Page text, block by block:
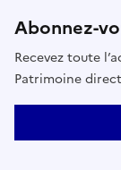
Abonnez-
Recevez toute
Patrimoine